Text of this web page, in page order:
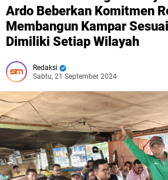
Ardo Beberkan Komitmen
Membangun Kampar
Dimiliki Setiap Wilayah
Redaksi
Sabtu, 21 September 2024